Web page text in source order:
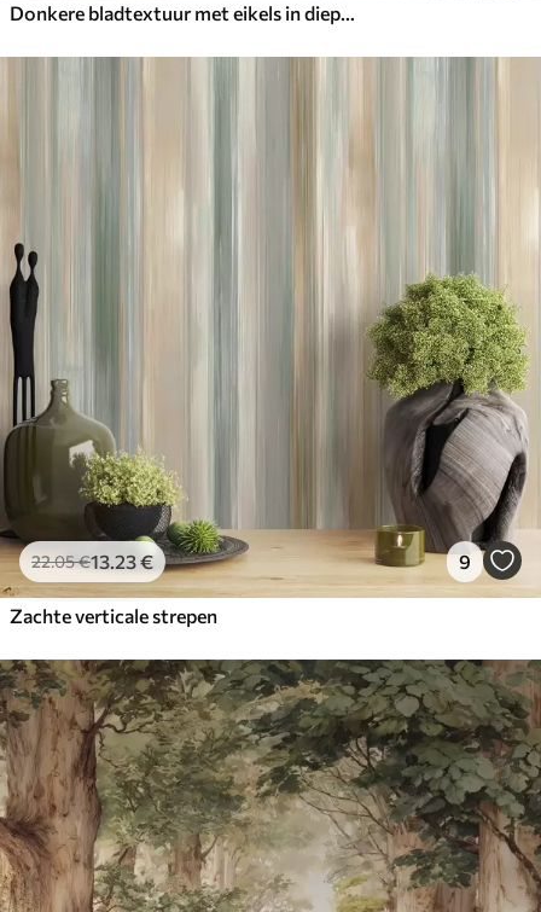
Donkere bladtextuur met eikels in diepgroen
22.05€13.23€ 9
Zachte verticale strepen